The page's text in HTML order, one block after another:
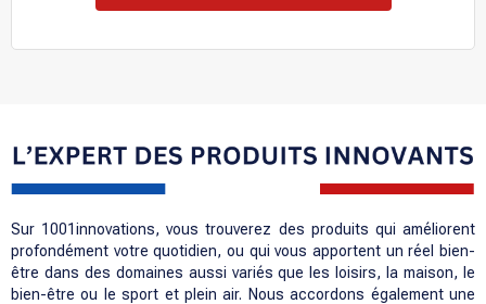
Sur 1001innovations, vous trouverez des produits qui améliorent
profondément votre quotidien, ou qui vous apportent un réel bien-
être dans des domaines aussi variés que les loisirs, la maison, le
bien-être ou le sport et plein air. Nous accordons également une